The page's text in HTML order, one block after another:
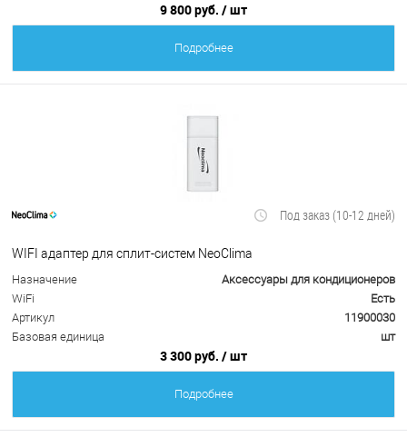
9 800 руб. / шт
Подробнее
Под заказ (10-12 дней)
WIFI адаптер для сплит-систем NeoClima
Назначение
Аксессуары для кондиционеров
WiFi
Есть
Артикул
11900030
Базовая единица
шт
3 300 руб. / шт
Подробнее